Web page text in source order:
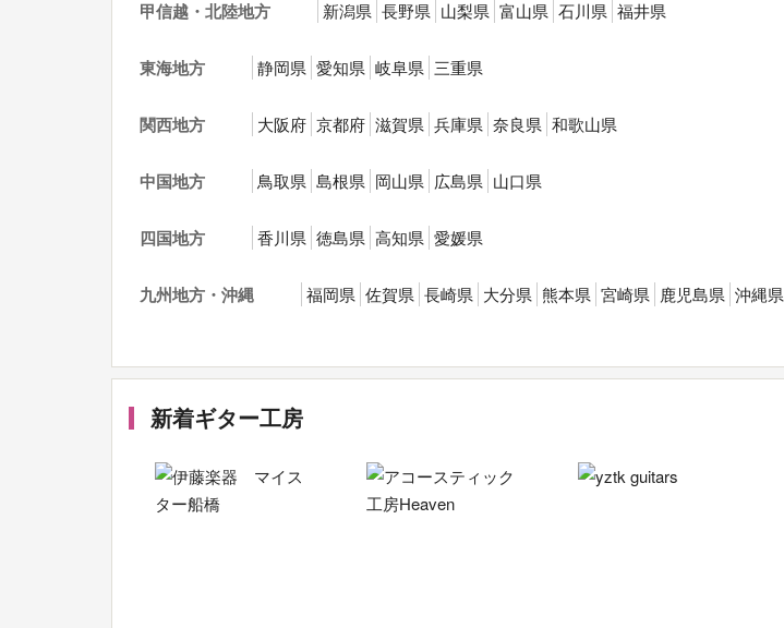
甲信越・北陸地方 新潟県 長野県 山梨県 富山県 石川県 福井県
東海地方 静岡県 愛知県 岐阜県 三重県
関西地方 大阪府 京都府 滋賀県 兵庫県 奈良県 和歌山県
中国地方 鳥取県 島根県 岡山県 広島県 山口県
四国地方 香川県 徳島県 高知県 愛媛県
九州地方・沖縄 福岡県 佐賀県 長崎県 大分県 熊本県 宮崎県 鹿児島県 沖縄県
新着ギター工房